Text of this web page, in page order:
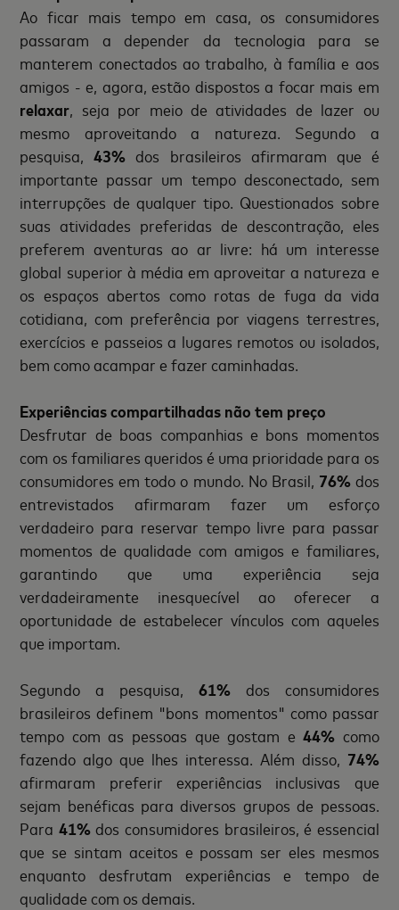
Ao ficar mais tempo em casa, os consumidores
passaram a depender da tecnologia para se
manterem conectados ao trabalho, à família e aos
amigos - e, agora, estão dispostos a focar mais em
relaxar, seja por meio de atividades de lazer ou
mesmo aproveitando a natureza. Segundo a
pesquisa,43% dos brasileiros afirmaram que é
importante passar um tempo desconectado, sem
interrupções de qualquer tipo. Questionados sobre
suas atividades preferidas de descontração, eles
preferem aventuras ao ar livre: há um interesse
global superior à média em aproveitar a natureza e
os espaços abertos como rotas de fuga da vida
cotidiana, com preferência por viagens terrestres,
exercícios e passeios a lugares remotos ou isolados,
bem como acampar e fazer caminhadas.
Experiências compartilhadas não tem preço
Desfrutar de boas companhias e bons momentos
com os familiares queridos é uma prioridade para os
consumidores em todo o mundo. No Brasil, 76%dos
entrevistados afirmaram fazer um esforço
verdadeiro para reservar tempo livre para passar
momentos de qualidade com amigos e familiares,
garantindo que uma experiência seja
verdadeiramente inesquecível ao oferecer a
oportunidade de estabelecer vínculos com aqueles
que importam.
Segundo a pesquisa, 61%dos consumidores
brasileiros definem "bons momentos" como passar
tempo com as pessoas que gostam e44% como
fazendo algo que lhes interessa. Além disso, 74%
afirmaram preferir experiências inclusivas que
sejam benéficas para diversos grupos de pessoas.
Para 41%dos consumidores brasileiros, é essencial
que se sintam aceitos e possam ser eles mesmos
enquanto desfrutam experiências e tempo de
qualidade com os demais.